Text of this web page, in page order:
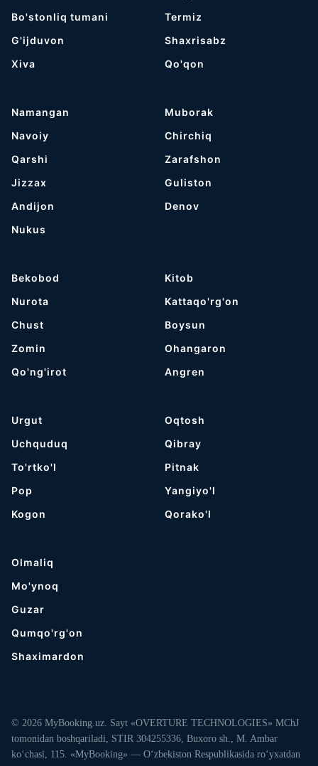
Bo'stonliq tumani
G'ijduvon
Хiva
Termiz
Shaxrisabz
Qo'qon
Namangan
Navoiy
Qarshi
Jizzax
Andijon
Nukus
Muborak
Chirchiq
Zarafshon
Guliston
Denov
Bekobod
Nurota
Chust
Zomin
Qo'ng'irot
Kitob
Kattaqo'rg'on
Boysun
Ohangaron
Angren
Urgut
Uchquduq
To'rtko'l
Pop
Kogon
Oqtosh
Qibray
Pitnak
Yangiyo'l
Qorako'l
Olmaliq
Mo'ynoq
Guzar
Qumqo'rg'on
Shaximardon
© 2026 MyBooking.uz. Sayt «OVERTURE TECHNOLOGIES» MChJ
tomonidan boshqariladi, STIR 304255336, Buxoro sh., M. Ambar
ko‘chasi, 115. «MyBooking» — O‘zbekiston Respublikasida ro‘yxatdan